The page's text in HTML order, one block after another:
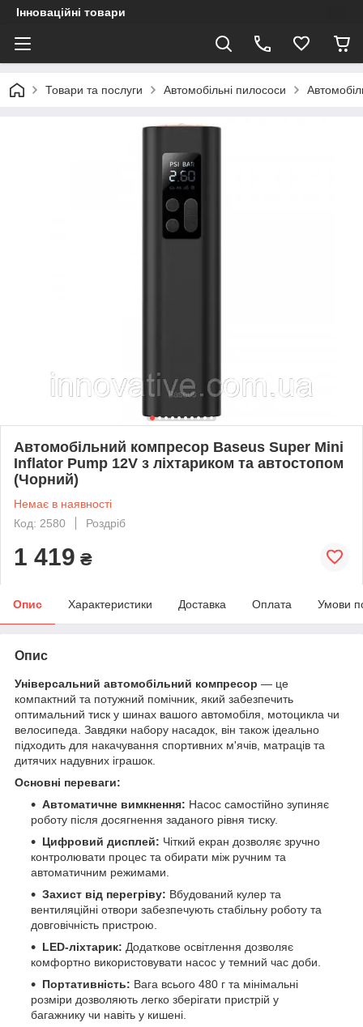
Інноваційні товари
Товари та послуги Автомобільні пилососи
Автомобільний компресор Baseus Super Mini
Inflator Pump 12V з ліхтариком та автостопом
(Чорний)
Немає в наявності
Код: 2580
Роздріб
1 419 ₴
Опис Характеристики Доставка Оплата Умови
Опис
Універсальний автомобільний компресор — це
компактний та потужний помічник, який забезпечить
оптимальний тиск у шинах вашого автомобіля, мотоцикла чи
велосипеда. Завдяки набору насадок, він також ідеально
підходить для накачування спортивних м'ячів, матраців та
дитячих надувних іграшок.
Основні переваги:
Автоматичне вимкнення: Насос самостійно зупиняє
роботу після досягнення заданого рівня тиску.
Цифровий дисплей: Чіткий екран дозволяє зручно
контролювати процес та обирати між ручним та
автоматичним режимами.
Захист від перегріву: Вбудований кулер та
вентиляційні отвори забезпечують стабільну роботу та
довговічність пристрою.
LED-ліхтарик: Додаткове освітлення дозволяє
комфортно використовувати насос у темний час доби.
Портативність: Вага всього 480 г та мінімальні
розміри дозволяють легко зберігати пристрій у
багажнику чи навіть у кишені.